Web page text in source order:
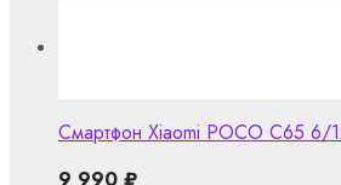
Смартфон Xiaomi POCO C65 6/